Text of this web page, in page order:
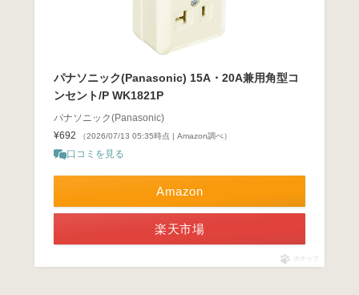
パナソニック(Panasonic) 15A・20A兼用角型コ
ンセント/P WK1821P
パナソニック(Panasonic)
¥692
（2026/07/13 05:35時点 | Amazon調べ）
口コミを見る
Amazon
楽天市場
ポチップ